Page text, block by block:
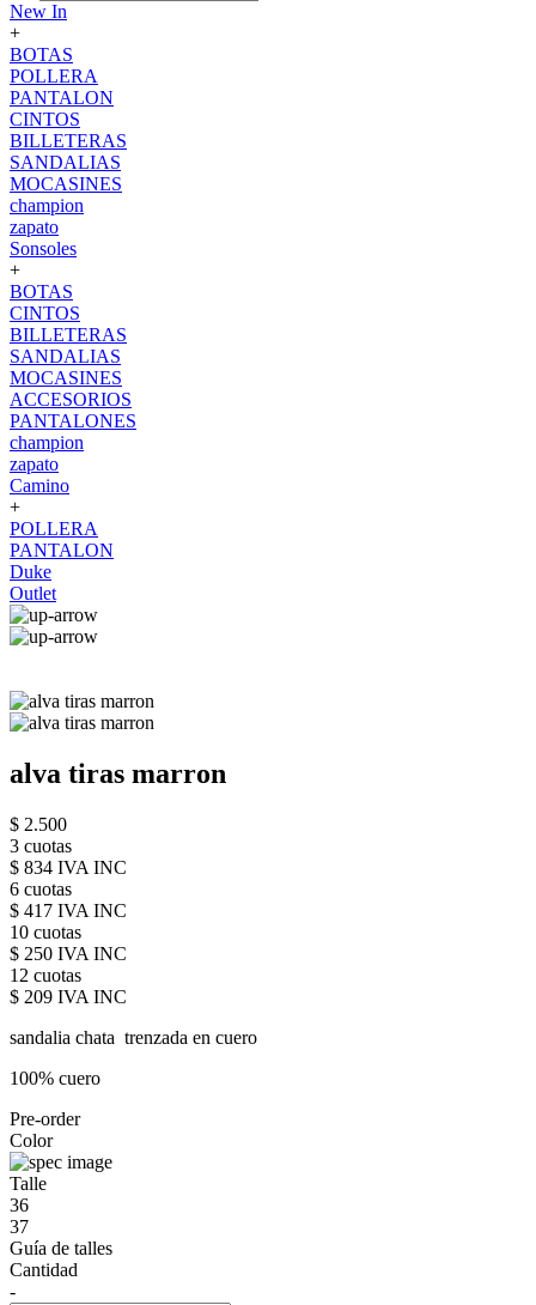
New In
+
BOTAS
POLLERA
PANTALON
CINTOS
BILLETERAS
SANDALIAS
MOCASINES
champion
zapato
Sonsoles
+
BOTAS
CINTOS
BILLETERAS
SANDALIAS
MOCASINES
ACCESORIOS
PANTALONES
champion
zapato
Camino
+
POLLERA
PANTALON
Duke
Outlet
alva tiras marron
$ 2.500
3 cuotas
$ 834 IVA INC
6 cuotas
$ 417 IVA INC
10 cuotas
$ 250 IVA INC
12 cuotas
$ 209 IVA INC
sandalia chata trenzada en cuero
100% cuero
Pre-order
Color
Talle
36
37
Guía de talles
Cantidad
-